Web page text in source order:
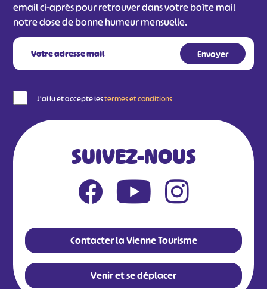
email ci-après pour retrouver dans votre boîte mail
notre dose de bonne humeur mensuelle.
J'ai lu et accepte lestermes et conditions
SUIVEZ-NOUS
Contacter la Vienne Tourisme
Venir et se déplacer